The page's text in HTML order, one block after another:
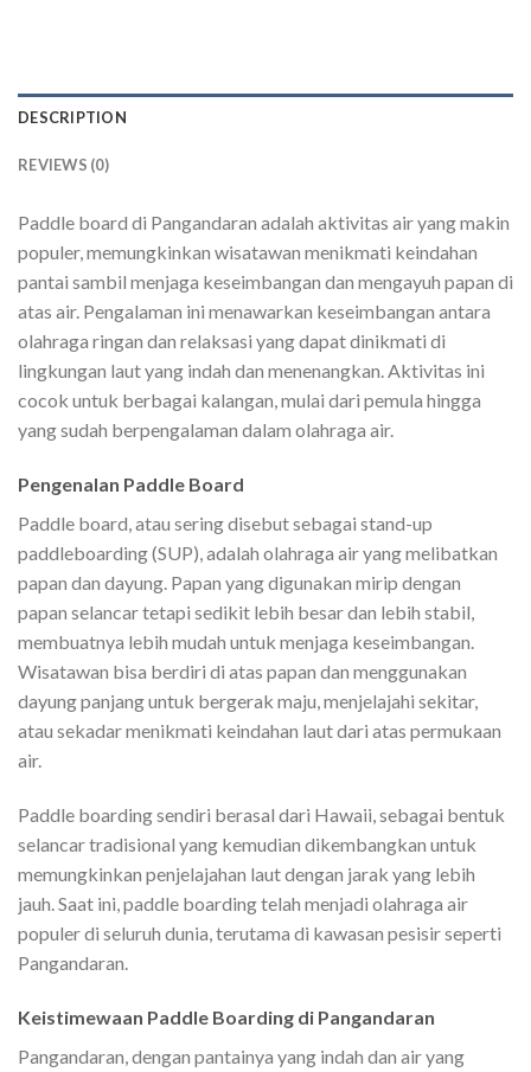
DESCRIPTION
REVIEWS (0)
Paddle board di Pangandaran adalah aktivitas air yang makin
populer, memungkinkan wisatawan menikmati keindahan
pantai sambil menjaga keseimbangan dan mengayuh papan di
atas air. Pengalaman ini menawarkan keseimbangan antara
olahraga ringan dan relaksasi yang dapat dinikmati di
lingkungan laut yang indah dan menenangkan. Aktivitas ini
cocok untuk berbagai kalangan, mulai dari pemula hingga
yang sudah berpengalaman dalam olahraga air.
Pengenalan Paddle Board
Paddle board, atau sering disebut sebagai stand-up
paddleboarding (SUP), adalah olahraga air yang melibatkan
papan dan dayung. Papan yang digunakan mirip dengan
papan selancar tetapi sedikit lebih besar dan lebih stabil,
membuatnya lebih mudah untuk menjaga keseimbangan.
Wisatawan bisa berdiri di atas papan dan menggunakan
dayung panjang untuk bergerak maju, menjelajahi sekitar,
atau sekadar menikmati keindahan laut dari atas permukaan
air.
Paddle boarding sendiri berasal dari Hawaii, sebagai bentuk
selancar tradisional yang kemudian dikembangkan untuk
memungkinkan penjelajahan laut dengan jarak yang lebih
jauh. Saat ini, paddle boarding telah menjadi olahraga air
populer di seluruh dunia, terutama di kawasan pesisir seperti
Pangandaran.
Keistimewaan Paddle Boarding di Pangandaran
Pangandaran, dengan pantainya yang indah dan air yang